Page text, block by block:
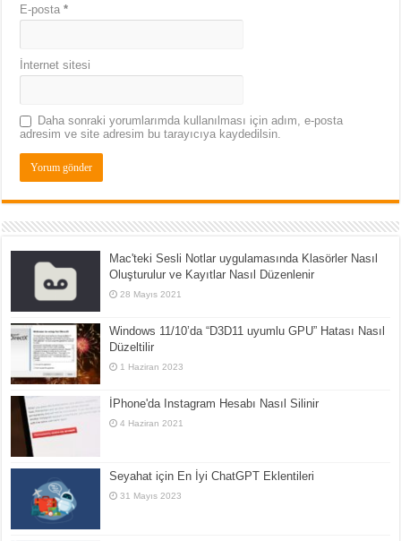
E-posta*
İnternet sitesi
Daha sonraki yorumlarımda kullanılması için adım, e-posta
adresim ve site adresim bu tarayıcıya kaydedilsin.
Mac'teki Sesli Notlar uygulamasında Klasörler Nasıl
Oluşturulur ve Kayıtlar Nasıl Düzenlenir
28 Mayıs 2021
Windows 11/10’da “D3D11 uyumlu GPU” Hatası Nasıl
Düzeltilir
1 Haziran 2023
İPhone'da Instagram Hesabı Nasıl Silinir
4 Haziran 2021
Seyahat için En İyi ChatGPT Eklentileri
31 Mayıs 2023